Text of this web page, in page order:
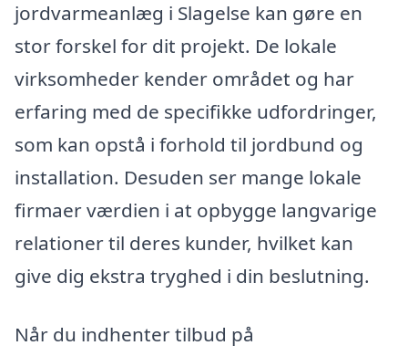
jordvarmeanlæg i Slagelse kan gøre en
stor forskel for dit projekt. De lokale
virksomheder kender området og har
erfaring med de specifikke udfordringer,
som kan opstå i forhold til jordbund og
installation. Desuden ser mange lokale
firmaer værdien i at opbygge langvarige
relationer til deres kunder, hvilket kan
give dig ekstra tryghed i din beslutning.
Når du indhenter tilbud på